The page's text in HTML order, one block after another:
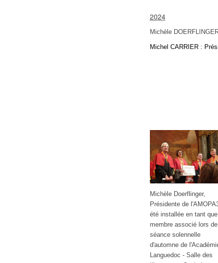
2024
Michèle
Michel CARRIER :
Michèle Doerflinger,
Présidente de
été installée en tant que
membre associé lors
séance solennelle
d'automne de
Languedoc - Salle des